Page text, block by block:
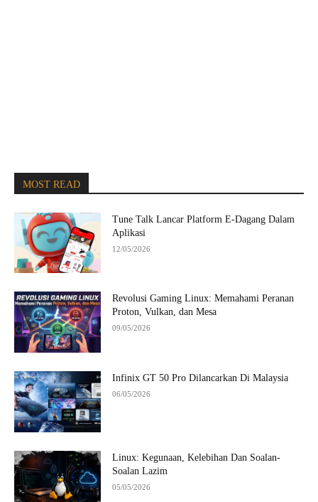
MOST READ
Tune Talk Lancar Platform E-Dagang Dalam
Aplikasi
12/05/2026
Revolusi Gaming Linux: Memahami Peranan
Proton, Vulkan, dan Mesa
09/05/2026
Infinix GT 50 Pro Dilancarkan Di Malaysia
06/05/2026
Linux: Kegunaan, Kelebihan Dan Soalan-
Soalan Lazim
05/05/2026